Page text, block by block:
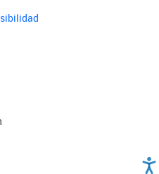
cultura